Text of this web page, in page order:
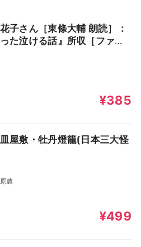
子さん［東條大輔 朗読］：
た泣ける話』所収［ファン
読ブック］
¥385
屋敷・牡丹燈籠(日本三大怪
農
¥499